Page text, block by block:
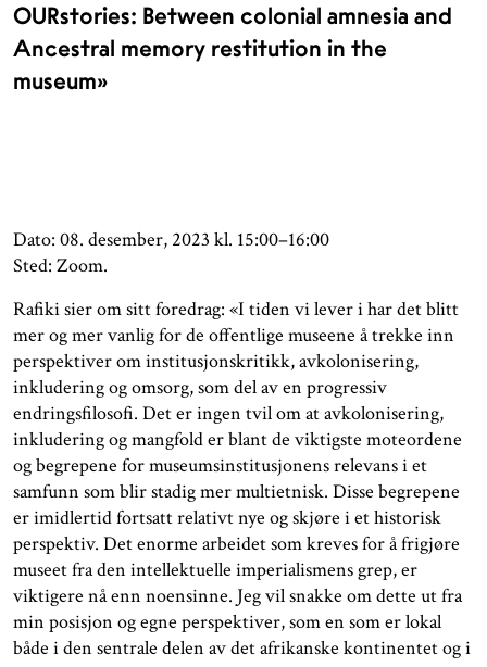
OURstories: Between colonial amnesia and
Ancestral memory restitution in the
museum»
Dato: 08. desember, 2023 kl. 15:00–16:00
Sted: Zoom.
Rafiki sier om sitt foredrag: «I tiden vi lever i har det blitt
mer og mer vanlig for de offentlige museene å trekke inn
perspektiver om institusjonskritikk, avkolonisering,
inkludering og omsorg, som del av en progressiv
endringsfilosofi. Det er ingen tvil om at avkolonisering,
inkludering og mangfold er blant de viktigste moteordene
og begrepene for museumsinstitusjonens relevans i et
samfunn som blir stadig mer multietnisk. Disse begrepene
er imidlertid fortsatt relativt nye og skjøre i et historisk
perspektiv. Det enorme arbeidet som kreves for å frigjøre
museet fra den intellektuelle imperialismens grep, er
viktigere nå enn noensinne. Jeg vil snakke om dette ut fra
min posisjon og egne perspektiver, som en som er lokal
både i den sentrale delen av det afrikanske kontinentet og i